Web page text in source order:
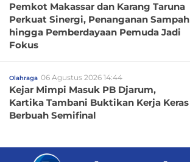
Pemkot Makassar dan Karang Taruna
Perkuat Sinergi, Penanganan Sampah
hingga Pemberdayaan Pemuda Jadi
Fokus
Olahraga 06 Agustus 2026 14:44
Kejar Mimpi Masuk PB Djarum,
Kartika Tambani Buktikan Kerja Keras
Berbuah Semifinal